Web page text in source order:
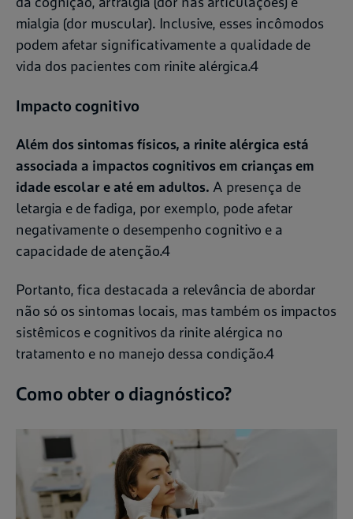
mialgia (dor muscular). Inclusive, esses incômodos
podem afetar significativamente a qualidade de
vida dos pacientes com rinite alérgica.4
Impacto cognitivo
Além dos sintomas físicos, a rinite alérgica está
associada a impactos cognitivos em crianças em
idade escolar e até em adultos. A presença de
letargia e de fadiga, por exemplo, pode afetar
negativamente o desempenho cognitivo e a
capacidade de atenção.4
Portanto, fica destacada a relevância de abordar
não só os sintomas locais, mas também os impactos
sistêmicos e cognitivos da rinite alérgica no
tratamento e no manejo dessa condição.4
Como obter o diagnóstico?